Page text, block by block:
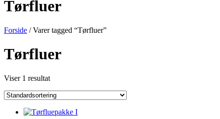
Tørfluer
Forside / Varer tagged “Tørfluer”
Tørfluer
Viser 1 resultat